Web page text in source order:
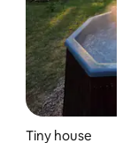
Tiny house